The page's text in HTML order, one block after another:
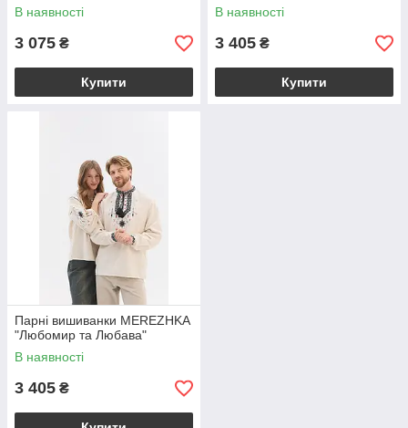
В наявності
3 075 ₴
Купити
В наявності
3 405 ₴
Купити
Парні вишиванки MEREZHKA
"Любомир та Любава"
В наявності
3 405 ₴